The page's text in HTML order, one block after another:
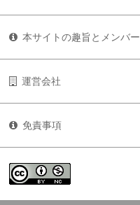
本サイトの趣旨とメンバー
運営会社
免責事項